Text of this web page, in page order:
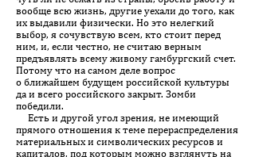
вообще всю жизнь, другие уехали до того, как
их выдавили физически. Но это нелегкий
выбор, я сочувствую всем, кто стоит перед
ним, и, если честно, не считаю верным
предъявлять всему живому гамбургский счет.
Потому что на самом деле вопрос
о ближайшем будущем российской культуры
да и всего российского закрыт. Зомби
победили.
Есть и другой угол зрения, не имеющий
прямого отношения к теме перераспределения
материальных и символических ресурсов и
капиталов, под которым можно взглянуть на